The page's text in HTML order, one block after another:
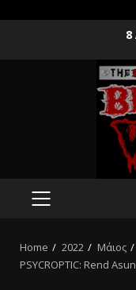
8
Home 2022 Μάιος
PSYCROPTIC: Rend